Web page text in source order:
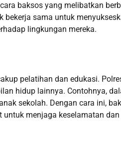
baksos yang melibatkan
sama untuk
lingkungan mereka.
pelatihan dan edukasi.
hidup lainnya. Contohnya,
sekolah. Dengan cara ini,
menjaga keselamatan